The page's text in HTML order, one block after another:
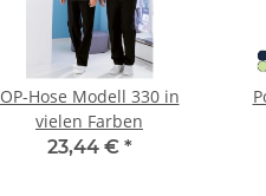
OP-Hose Modell 330 in
vielen Farben
23,44 € *